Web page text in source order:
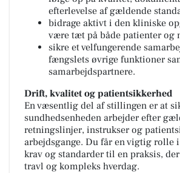
efterlevelse af gældende
bidrage aktivt i den kliniske
være tæt på både patienter og
sikre et velfungerende
fængslets øvrige funktioner
samarbejdspartnere.
Drift, kvalitet og patientsikkerhed
En væsentlig del af stillingen er at
sundhedsenheden arbejder efter
retningslinjer, instrukser og
arbejdsgange. Du får en vigtig rolle
krav og standarder til en praksis,
travl og kompleks hverdag.